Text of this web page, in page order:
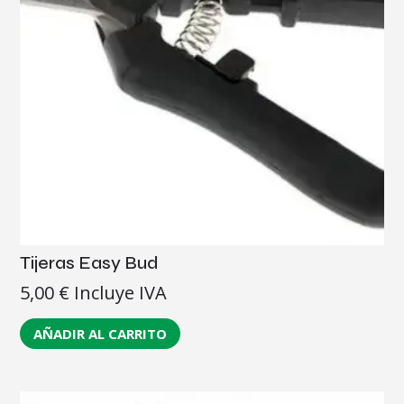
Tijeras Easy Bud
5,00 € Incluye IVA
AÑADIR AL CARRITO